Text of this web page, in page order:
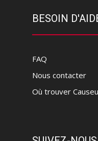
BESOIN
FAQ
Nous contacter
Où trouver